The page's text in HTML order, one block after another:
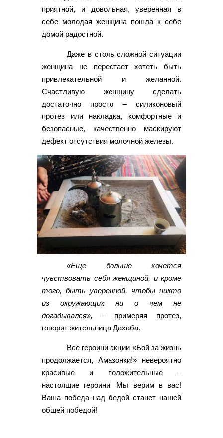
приятной, и довольная, уверенная в
себе молодая женщина пошла к себе
домой радостной.
Даже в столь сложной ситуации
женщина не перестает хотеть быть
привлекательной и желанной.
Счастливую женщину сделать
достаточно просто – силиконовый
протез или накладка, комфортные и
безопасные, качественно маскируют
дефект отсутствия молочной железы.
«Еще больше хочется
чувствовать себя женщиной, и кроме
того, быть уверенной, чтобы никто
из окружающих ни о чем не
догадывался», – примеряя протез,
говорит жительница Дахаба.
Все героини акции «Бой за жизнь
продолжается, Амазонки!» невероятно
красивые и положительные –
настоящие героини! Мы верим в вас!
Ваша победа над бедой станет нашей
общей победой!